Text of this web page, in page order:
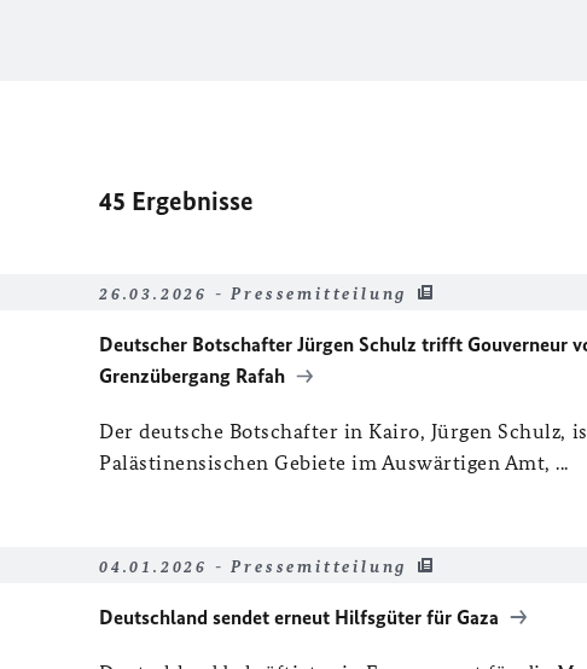
45 Ergebnisse
26.03.2026 - Pressemitteilung
Deutscher Botschafter Jürgen Schulz trifft Gouverneur
Grenzübergang Rafah
Der deutsche Botschafter in Kairo, Jürgen Schulz,
Palästinensischen Gebiete im Auswärtigen Amt, ...
04.01.2026 - Pressemitteilung
Deutschland sendet erneut Hilfsgüter für Gaza